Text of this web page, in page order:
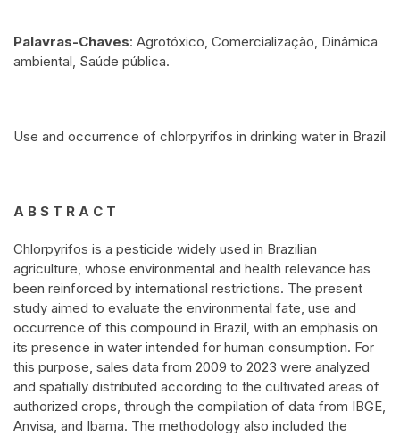
Palavras-Chaves: Agrotóxico, Comercialização, Dinâmica
ambiental, Saúde pública.
Use and occurrence of chlorpyrifos in drinking water in Brazil
A B S T R A C T
Chlorpyrifos is a pesticide widely used in Brazilian
agriculture, whose environmental and health relevance has
been reinforced by international restrictions. The present
study aimed to evaluate the environmental fate, use and
occurrence of this compound in Brazil, with an emphasis on
its presence in water intended for human consumption. For
this purpose, sales data from 2009 to 2023 were analyzed
and spatially distributed according to the cultivated areas of
authorized crops, through the compilation of data from IBGE,
Anvisa, and Ibama. The methodology also included the